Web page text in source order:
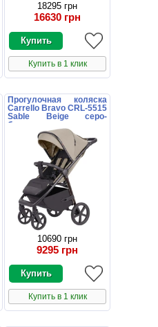
18295 грн
16630 грн
Купить в 1 клик
Прогулочная коляска
Carrello Bravo CRL-5515
Sable Beige серо-
бежевая с чехлом на
10690 грн
9295 грн
Купить в 1 клик